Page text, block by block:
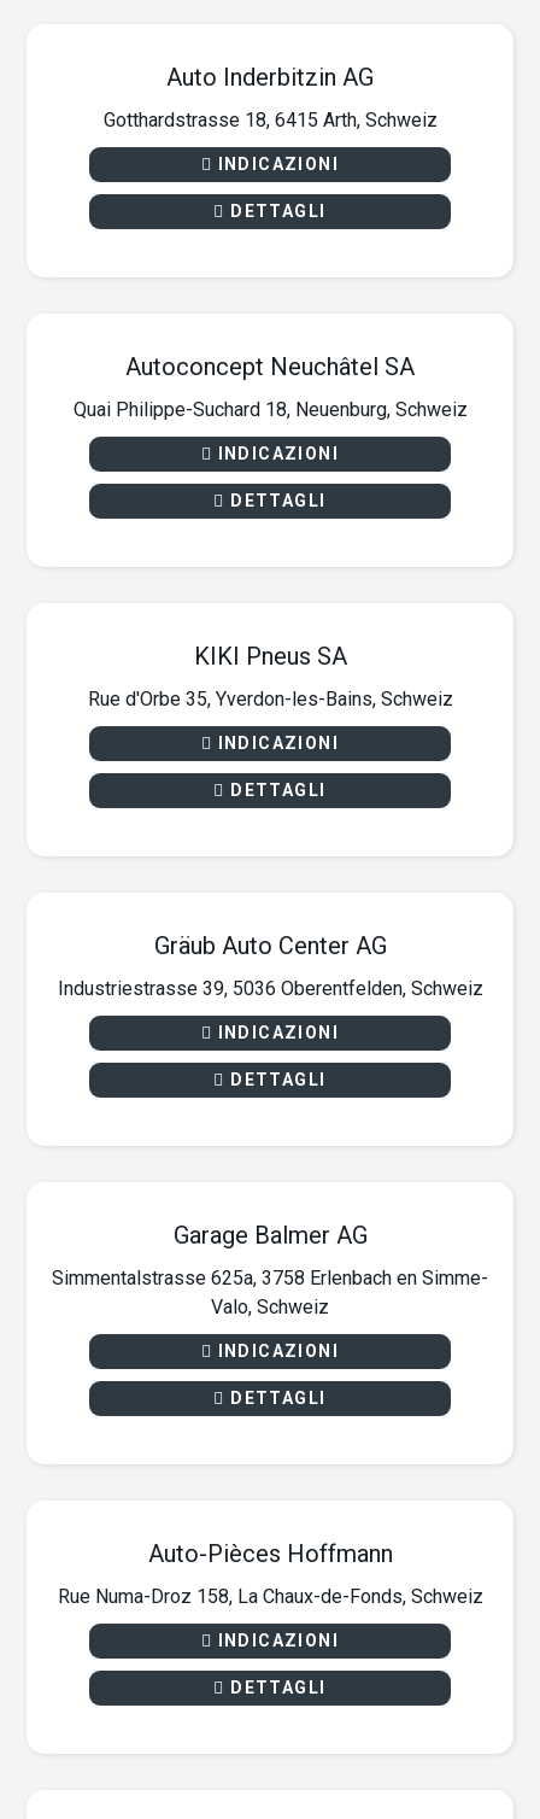
Auto Inderbitzin AG
Gotthardstrasse 18, 6415 Arth, Schweiz
INDICAZIONI
DETTAGLI
Autoconcept Neuchâtel SA
Quai Philippe-Suchard 18, Neuenburg, Schweiz
INDICAZIONI
DETTAGLI
KIKI Pneus SA
Rue d'Orbe 35, Yverdon-les-Bains, Schweiz
INDICAZIONI
DETTAGLI
Gräub Auto Center AG
Industriestrasse 39, 5036 Oberentfelden, Schweiz
INDICAZIONI
DETTAGLI
Garage Balmer AG
Simmentalstrasse 625a, 3758 Erlenbach en Simme-
Valo, Schweiz
INDICAZIONI
DETTAGLI
Auto-Pièces Hoffmann
Rue Numa-Droz 158, La Chaux-de-Fonds, Schweiz
INDICAZIONI
DETTAGLI